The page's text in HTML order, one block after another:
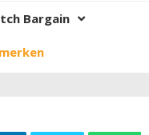
Bargain